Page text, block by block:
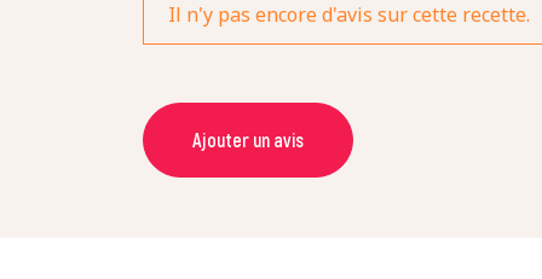
Il n'y pas encore d'avis sur cette recette.
Ajouter un avis
NOM *